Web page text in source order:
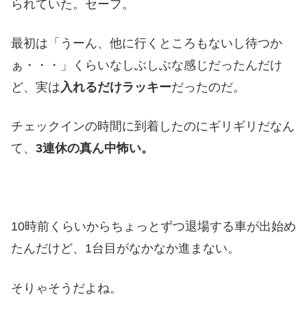
られていた。セーフ。
最初は「うーん、他に行くところもないし待つか
ぁ・・・」くらいなしぶしぶな感じだったんだけ
ど、実は 入れるだけラッキーだったのだ。
チェックインの時間に到着したのにギリギリだなん
て、 3連休の真ん中怖い。
10時前くらいからちょっとずつ退場する車が出始め
たんだけど、1台目がなかなか進まない。
そりゃそうだよね。